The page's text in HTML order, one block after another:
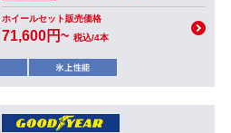
ホイールセット販売価格
71,600円~ 税込/4本